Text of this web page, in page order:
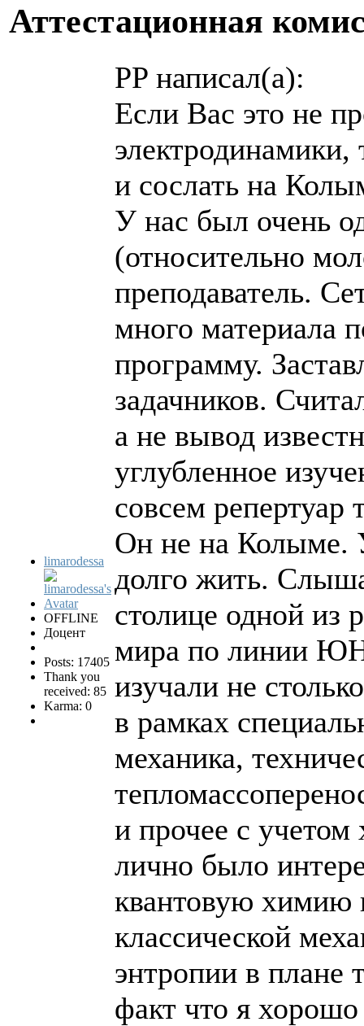
Аттестационная
limarodessa
OFFLINE
Доцент
Posts: 17405
Thank you
received: 85
Karma: 0
PP написал(а):
Если Вас это не
электродинамики,
и сослать на
У нас был очень
(относительно
преподаватель.
много материала
программу.
задачников.
а не вывод
углубленное
совсем репертуар
Он не на Колыме.
долго жить.
столице одной из
мира по линии
изучали не
в рамках
механика,
и прочее с
лично было
квантовую химию
классической
энтропии в
факт что я